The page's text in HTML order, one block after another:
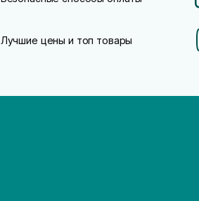
Лучшие цены и топ товары